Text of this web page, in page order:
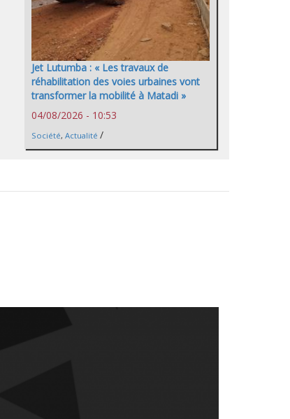
Jet Lutumba : « Les travaux de
réhabilitation des voies urbaines vont
transformer la mobilité à Matadi »
04/08/2026 - 10:53
Société, Actualité /